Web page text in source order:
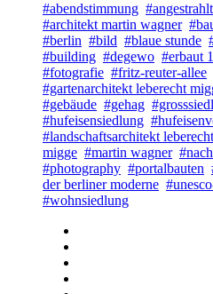
#abendstimmung #angestrahlt
#architekt martin wagner
#berlin #bild #blaue stunde
#building #degewo #erbaut
#fotografie #fritz-reuter-allee
#gartenarchitekt leberecht
#gebäude #gehag
#hufeisensiedlung
#landschaftsarchitekt
migge #martin wagner
#photography #portalbauten
der berliner moderne
#wohnsiedlung